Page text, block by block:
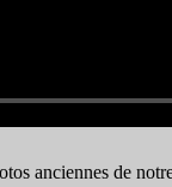
anciennes de